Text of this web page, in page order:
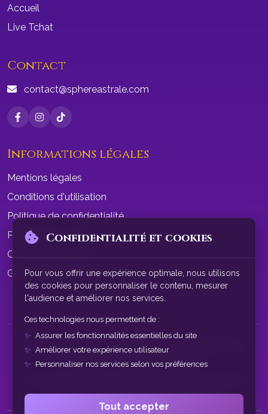
Accueil
Live Tchat
Contact
contact@sphereastrale.com
Informations légales
Mentions légales
Conditions d'utilisation
Politique de confidentialité
Politique de cookies
Conditions de vente
Gérer les cookies
© 2026 SphereAstrale - Voyance par tchat gratuit sans
inscription. Tous droits réservés.
Confidentialité et cookies
Pour vous offrir une expérience optimale, nous utilisons
des cookies pour personnaliser le contenu, mesurer
l'audience et améliorer nos services.
Ces technologies nous permettent de :
Assurer les fonctionnalités essentielles du site
Améliorer votre expérience utilisateur
Personnaliser nos services selon vos préférences
Tout accepter